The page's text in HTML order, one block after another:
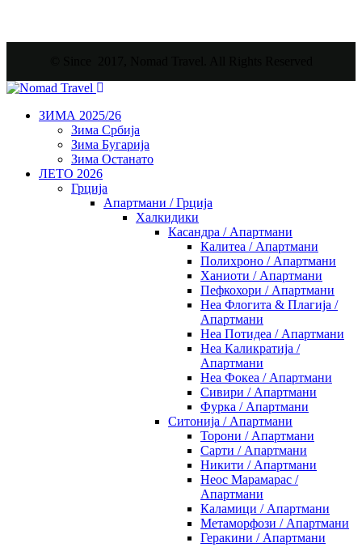
ЗИМА 2025/26
Зима Србија
Зима Бугарија
Зима Останато
ЛЕТО 2026
Грција
Апартмани / Грција
Халкидики
Касандра / Апартмани
Калитеа / Апартмани
Полихроно / Апартмани
Ханиоти / Апартмани
Пефкохори / Апартмани
Неа Флогита & Плагија /
Апартмани
Неа Потидеа / Апартмани
Неа Каликратија /
Апартмани
Неа Фокеа / Апартмани
Сивири / Апартмани
Фурка / Апартмани
Ситонија / Апартмани
Торони / Апартмани
Сарти / Апартмани
Никити / Апартмани
Неос Марамарас /
Апартмани
Каламици / Апартмани
Метаморфози / Апартмани
Геракини / Апартмани